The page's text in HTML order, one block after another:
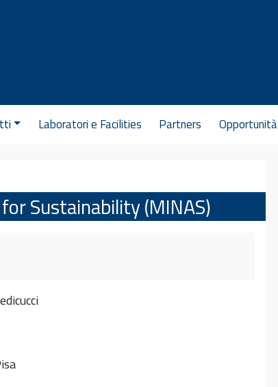
Laboratori e Facilities Partners Opportunità
Sustainability (MINAS)